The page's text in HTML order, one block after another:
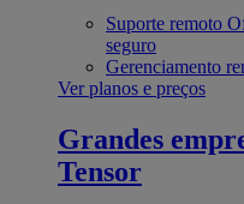
Suporte remoto
seguro
Gerenciamento
Ver planos e preços
Grandes
Tensor